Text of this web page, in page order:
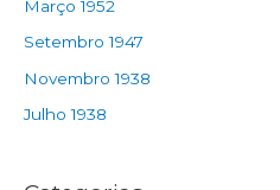
Março 1952
Setembro 1947
Novembro 1938
Julho 1938